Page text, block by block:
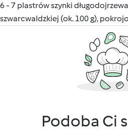
6 - 7 plastrów szynki
szwarcwaldzkiej (ok. 100 g),
Podoba Ci